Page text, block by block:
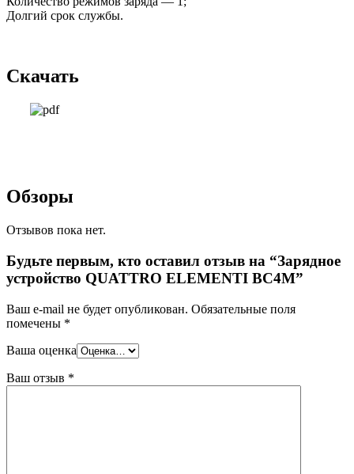
Долгий срок службы.
Скачать
Обзоры
Отзывов пока нет.
Будьте первым, кто оставил отзыв на “Зарядное
устройство QUATTRO ELEMENTI BC4M”
Ваш e-mail не будет опубликован. Обязательные поля
помечены *
Ваша оценка
Ваш отзыв *